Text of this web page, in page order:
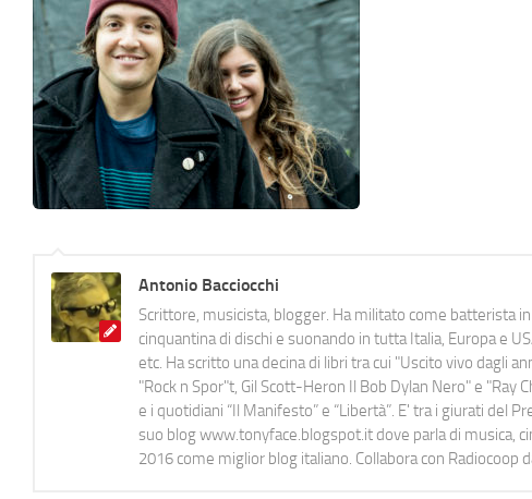
Antonio Bacciocchi
Scrittore, musicista, blogger. Ha militato come batterista
cinquantina di dischi e suonando in tutta Italia, Europa e
etc. Ha scritto una decina di libri tra cui "Uscito vivo dagli
"Rock n Spor"t, Gil Scott-Heron Il Bob Dylan Nero" e "Ray
e i quotidiani “Il Manifesto” e “Libertà”. E' tra i giurati del
suo blog www.tonyface.blogspot.it dove parla di musica,
2016 come miglior blog italiano. Collabora con Radiocoop